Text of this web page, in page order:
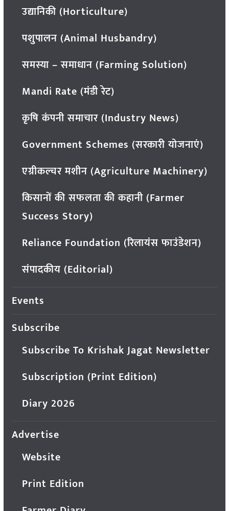
उद्यानिकी (Horticulture)
पशुपालन (Animal Husbandry)
समस्या – समाधान (Farming Solution)
Mandi Rate (मंडी रेट)
कृषि कंपनी समाचार (Industry News)
Government Schemes (सरकारी योजनाएं)
एग्रीकल्चर मशीन (Agriculture Machinery)
किसानों की सफलता की कहानी (Farmer
Success Story)
Reliance Foundation (रिलायंस फाउंडेशन)
संपादकीय (Editorial)
Events
Subscribe
Subscribe To Krishak Jagat Newsletter
Subscription (Print Edition)
Diary 2026
Advertise
Website
Print Edition